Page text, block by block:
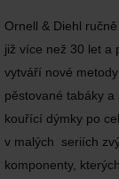
Ornell & Diehl
již více než 30 let a
vytváří nové
pěstované tabáky
kouřící dýmky po
v malých seriích
komponenty,